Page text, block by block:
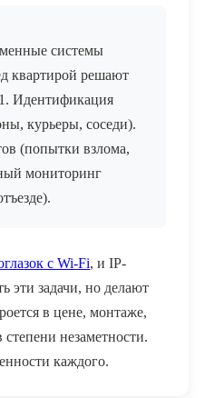
системы
квартирой решают
Идентификация
курьеры, соседи).
(попытки взлома,
мониторинг
с Wi-Fi, и IP-
эти задачи, но делают
в цене, монтаже,
незаметности.
каждого.